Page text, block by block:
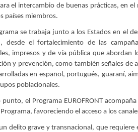
el intercambio de buenas prácticas, en
países miembros.
se trabaja junto a los Estados en el
desde el fortalecimiento de las
impresos y de vía pública que abordan
y prevención, como también señales
en español, portugués, guaraní,
poblacionales.
el Programa EUROFRONT
favoreciendo el acceso a los
delito grave y transnacional, que